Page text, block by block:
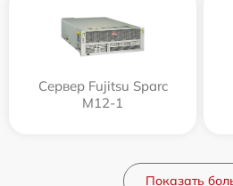
Сервер Fujitsu Sparc
M12-1
Показать